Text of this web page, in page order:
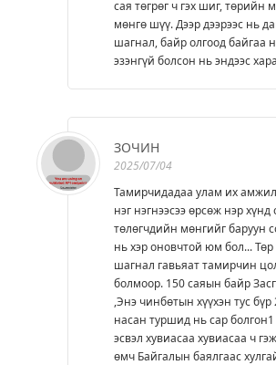
сая төгрөг ч гэх шиг, төрийн
мөнгө шүү. Дээр дээрээс нь
шагнал, байр олгоод байгаа
эзэнгүй болсон нь эндээс
ЗОЧИН
2025/07/04
Тамирчидадаа улам их
нэг нэгнээсээ өрсөж нэр
төлөгчдийн мөнгийг баруун
нь хэр оновчтой юм бол...
шагнал гавьяат тамирчин
болмоор. 150 саяын байр
,Энэ чинбөтын хүүхэн тус бүр
насан туршид нь сар
эсвэл хувиасаа хувиасаа ч
өмч Байгалын баялгаас